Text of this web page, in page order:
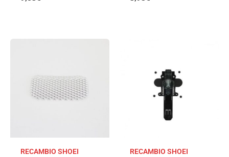
RECAMBIO SHOEI
RECAMBIO SHOEI